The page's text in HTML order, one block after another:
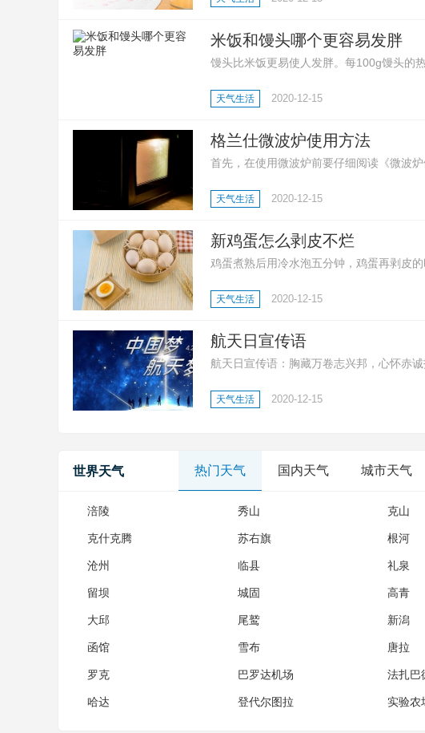
醋，连续泡脚数次，也能达到去除脚臭味的
米饭和馒头哪个更容易发胖
馒头比米饭更易使人发胖。每100g馒头的
天气生活 2020-12-15
格兰仕微波炉使用方法
首先，在使用微波炉前要仔细阅读《微波
工作，在听到提示音之后就可以取出食物。
天气生活 2020-12-15
新鸡蛋怎么剥皮不烂
鸡蛋煮熟后用冷水泡五分钟，鸡蛋再剥皮
浅的坑后在放进锅里煮，熟后剥鸡蛋皮，鸡
天气生活 2020-12-15
航天日宣传语
航天日宣传语：胸藏万卷志兴邦，心怀赤
凌云之志;缘定寰宇，铭空天之魂;高精尖，
天气生活 2020-12-15
世界天气 热门天气 国内天气 城市天气
涪陵 秀山 克山
克什克腾 苏右旗 根河
沧州 临县 礼泉
留坝 城固 高青
大邱 尾鹫 新潟
函馆 雪布 唐拉
罗克 巴罗达机场 法扎巴
哈达 登代尔图拉 实验农